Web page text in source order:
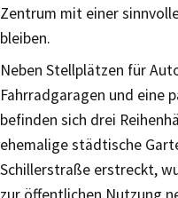
Zentrum mit einer
bleiben.
Neben Stellplätzen für
Fahrradgaragen und eine
befinden sich drei
ehemalige städtische
Schillerstraße erstreckt,